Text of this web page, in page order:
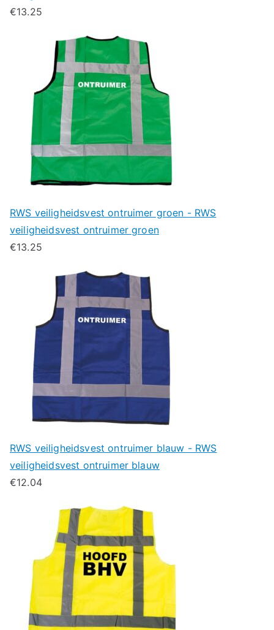
€13.25
RWS veiligheidsvest ontruimer groen - RWS
veiligheidsvest ontruimer groen
€13.25
RWS veiligheidsvest ontruimer blauw - RWS
veiligheidsvest ontruimer blauw
€12.04